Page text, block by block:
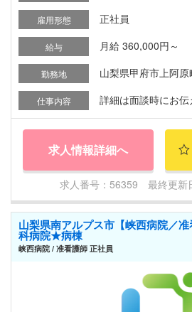
雇用形態 正社員
給与 月給 360,000円～
勤務地 山梨県甲府市上阿原
仕事内容 詳細は面談時にお伝
求人情報詳細へ
求人番号：56359 最終更新
山梨県南アルプス市【峡西病院／
科病院★病棟
峡西病院 / 准看護師 正社員